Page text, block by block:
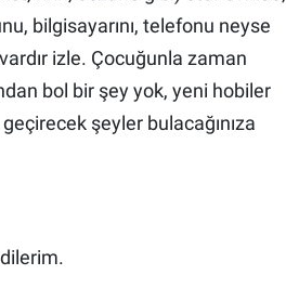
bilgisayarını, telefonu neyse
izle. Çocuğunla zaman
bol bir şey yok, yeni hobiler
şeyler bulacağınıza